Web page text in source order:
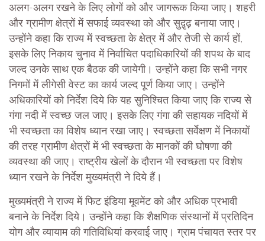
अलग-अलग रखने के लिए लोगों को और जागरूक किया जाए। शहरी
और ग्रामीण क्षेत्रों में सफाई व्यवस्था को और सुदृ़ढ़ बनाया जाए।
उन्होंने कहा कि राज्य में स्वच्छता के क्षेत्र में और तेजी से कार्य हों,
इसके लिए निकाय चुनाव में निर्वाचित पदाधिकारियों की शपथ के बाद
जल्द उनके साथ एक बैठक की जायेगी। उन्होंने कहा कि सभी नगर
निगमों में लीगेसी वेस्ट का कार्य जल्द पूर्ण किया जाए। उन्होंने
अधिकारियों को निर्देश दिये कि यह सुनिश्चित किया जाए कि राज्य से
गंगा नदी में स्वच्छ जल जाए। इसके लिए गंगा की सहायक नदियों में
भी स्वच्छता का विशेष ध्यान रखा जाए। स्वच्छता सर्वेक्षण में निकायों
की तरह ग्रामीण क्षेत्रों में भी स्वच्छता के मानकों की घोषणा की
व्यवस्था की जाए। राष्ट्रीय खेलों के दौरान भी स्वच्छता पर विशेष
ध्यान रखने के निर्देश मुख्यमंत्री ने दिये हैं।
मुख्यमंत्री ने राज्य में फिट इंडिया मूवमेंट को और अधिक प्रभावी
बनाने के निर्देश दिये। उन्होंने कहा कि शैक्षणिक संस्थानों में प्रतिदिन
योग और व्यायाम की गतिविधियां करवाई जाए। ग्राम पंचायत स्तर पर